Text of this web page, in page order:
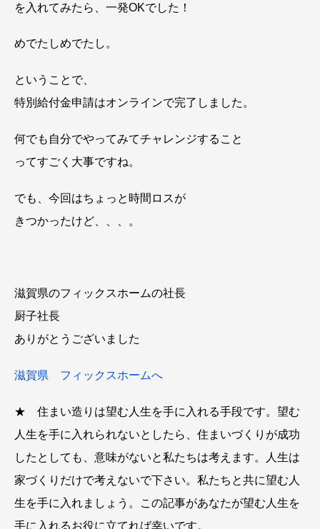
を入れてみたら、一発OKでした！
めでたしめでたし。
ということで、
特別給付金申請はオンラインで完了しました。
何でも自分でやってみてチャレンジすること
ってすごく大事ですね。
でも、今回はちょっと時間ロスが
きつかったけど、、、。
滋賀県のフィックスホームの社長
厨子社長
ありがとうございました
滋賀県 フィックスホームへ
★ 住まい造りは望む人生を手に入れる手段です。望む
人生を手に入れられないとしたら、住まいづくりが成功
したとしても、意味がないと私たちは考えます。人生は
家づくりだけで考えないで下さい。私たちと共に望む人
生を手に入れましょう。この記事があなたが望む人生を
手に入れるお役に立てれば幸いです。